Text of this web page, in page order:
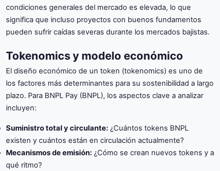
condiciones generales del mercado es elevada, lo que
significa que incluso proyectos con buenos fundamentos
pueden sufrir caídas severas durante los mercados bajistas.
Tokenomics y modelo económico
El diseño económico de un token (tokenomics) es uno de
los factores más determinantes para su sostenibilidad a largo
plazo. Para BNPL Pay (BNPL), los aspectos clave a analizar
incluyen:
Suministro total y circulante: ¿Cuántos tokens BNPL
existen y cuántos están en circulación actualmente?
Mecanismos de emisión: ¿Cómo se crean nuevos tokens y a
qué ritmo?